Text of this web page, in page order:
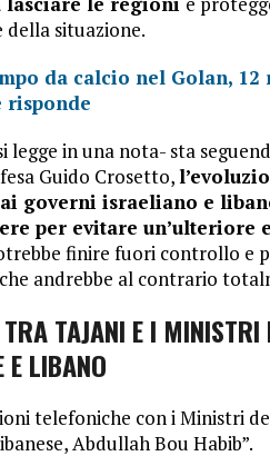
situazione.
da calcio nel Golan,
risponde
in una nota- sta
Guido Crosetto,
ai governi israeliano e
per evitare un’ulteriore
finire fuori controllo e
andrebbe al contrario
TAJANI E I MINISTRI
E LIBANO
telefoniche con i Ministri
Abdullah Bou Habib”.